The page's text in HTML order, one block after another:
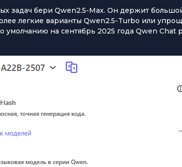
задач бери Qwen2.5-Max. Он держит
легкие варианты Qwen2.5-Turbo или
на сентябрь 2025 года Qwen Chat